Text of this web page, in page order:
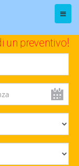
Menu
un preventivo!